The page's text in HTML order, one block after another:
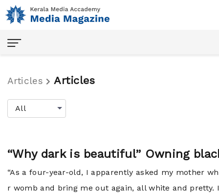
Articles
Articles Articles
All
“Why dark is beautiful” Owning
“As a four-year-old, I apparently asked my mother
r womb and bring me out again, all white and pretty.